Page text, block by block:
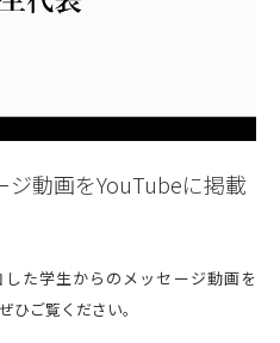
ジ動画をYouTubeに掲載
た学生からのメッセージ動画を
ひご覧ください。